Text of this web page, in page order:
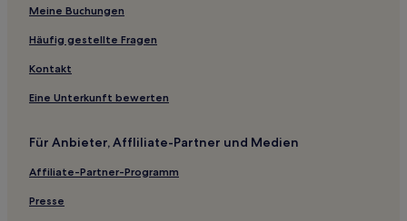
Meine Buchungen
Häufig gestellte Fragen
Kontakt
Eine Unterkunft bewerten
Für Anbieter, Affliliate-Partner und Medien
Affiliate-Partner-Programm
Presse